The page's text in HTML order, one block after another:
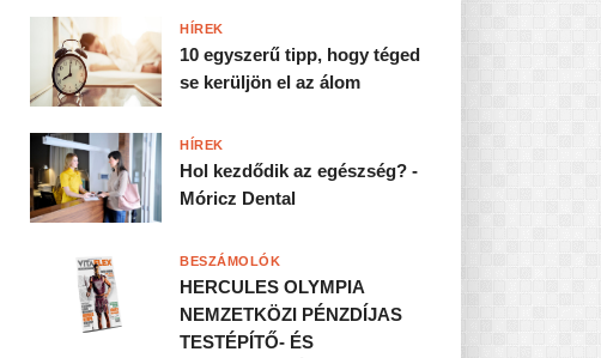
10 egyszerű tipp, hogy téged
se kerüljön el az álom
HÍREK
Hol kezdődik az egészség? -
Móricz Dental
HÍREK
HERCULES OLYMPIA
NEMZETKÖZI PÉNZDÍJAS
TESTÉPÍTŐ- ÉS
BESZÁMOLÓK